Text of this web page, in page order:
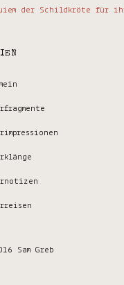
der Schildkröte für
Sam Greb